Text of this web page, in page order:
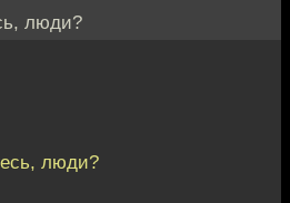
люди?
люди?